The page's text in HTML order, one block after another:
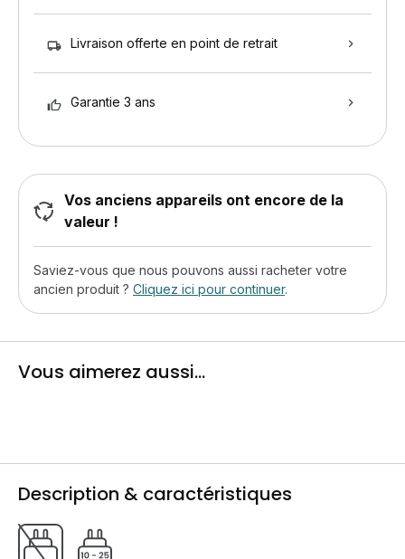
Livraison offerte en point de retrait
Garantie 3 ans
Vos anciens appareils ont encore de la
valeur !
Saviez-vous que nous pouvons aussi racheter votre
ancien produit ? Cliquez ici pour continuer.
Vous aimerez aussi...
Description & caractéristiques